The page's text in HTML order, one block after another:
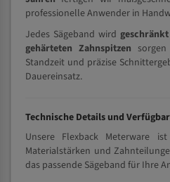
professionelle Anwender in
Jedes Sägeband wird
gehärteten Zahnspitzen
Standzeit und präzise
Dauereinsatz.
Technische Details und
Unsere Flexback Meterware
Materialstärken und
das passende Sägeband für Ihre